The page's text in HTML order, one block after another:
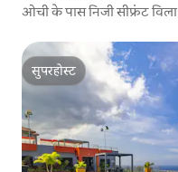
ओची के पास निजी सीफ्रंट विला
सुपरहोस्ट
सुपरहोस्ट